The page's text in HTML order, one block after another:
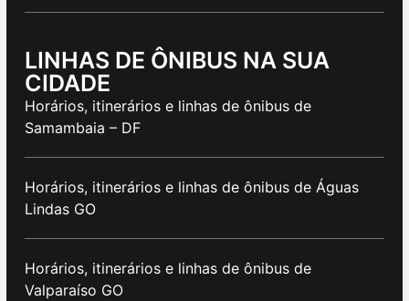
LINHAS DE ÔNIBUS NA SUA
CIDADE
Horários, itinerários e linhas de ônibus de
Samambaia – DF
Horários, itinerários e linhas de ônibus de Águas
Lindas GO
Horários, itinerários e linhas de ônibus de
Valparaíso GO